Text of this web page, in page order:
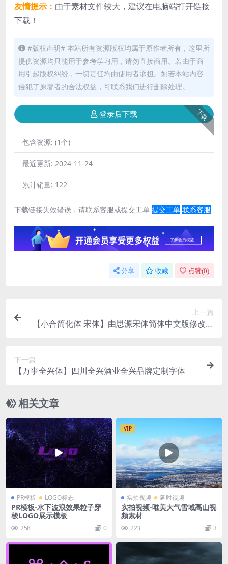
友情提示： 由于素材文件较大，建议在电脑端打开链接
下载！
#版权声明# 本站所有资源版权均属于原作者所有，这里所
提供资源均只能用于参考学习用，请勿直接商用。若由于商
用引起版权纠纷，一切责任均由使用者承担。如若本站内容
侵犯了原著者的合法权益，可联系我们进行删除处理。
下载
登录后下载
包含资源: (1个)
最近更新: 2024-11-24
累计销量: 122
下载链接失效错误，请联系客服或提交工单 提交工单 联系客服
分享 收藏 点赞(0)
上一篇
【小合简化体 宋体】由思源宋体简体中文版修改，
下一篇
【万事全兴体】四川全兴酒业全兴品牌定制字体
相关文章
PR模板 LOGO标志
PR模板-水下波浪效果粒子穿
梭LOGO展示模板
258 0
VIP
实拍视频 延时视频
实拍视频-唯美大气雪域高山视
频素材
223 3